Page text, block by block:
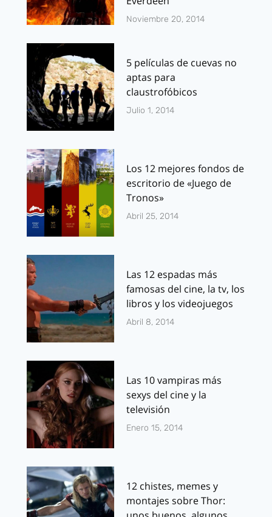
Noviembre 20, 2014
5 películas de cuevas no
aptas para
claustrofóbicos
Julio 1, 2014
Los 12 mejores fondos de
escritorio de «Juego de
Tronos»
Abril 25, 2014
Las 12 espadas más
famosas del cine, la tv, los
libros y los videojuegos
Abril 8, 2014
Las 10 vampiras más
sexys del cine y la
televisión
Enero 15, 2014
12 chistes, memes y
montajes sobre Thor: